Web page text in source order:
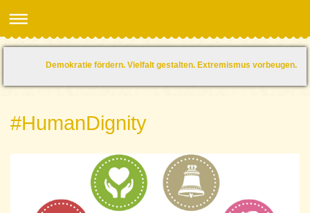
Demokratie fördern. Vielfalt gestalten. Extremismus vorbeugen.
#HumanDignity